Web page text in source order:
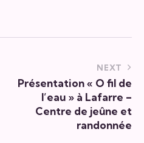
NEXT
Présentation « O fil de
l’eau » à Lafarre –
Centre de jeûne et
randonnée